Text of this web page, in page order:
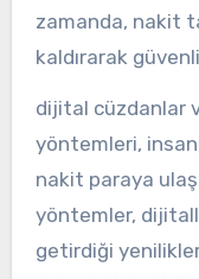
zamanda, nakit
kaldırarak
dijital cüzdanlar
yöntemleri,
nakit paraya
yöntemler,
getirdiği